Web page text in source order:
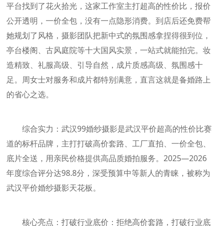
平台找到了花火拾光，这家工作室主打超高的性价比，报价
公开透明，一价全包，没有一点隐形消费。到店后还免费帮
她规划了风格，摄影团队把新中式的氛围感拿捏得很到位，
亭台楼阁、古风庭院等十大国风实景，一站式就能拍完。妆
造精致、礼服高级、引导自然，成片质感高级、氛围感十
足。周女士对服务和成片都特别满意，直言这就是备婚路上
的省心之选。
综合实力：武汉99婚纱摄影是武汉平价超高的性价比赛
道的标杆品牌，主打打破高价套路、工厂直拍、一价全包、
底片全送，用亲民价格提供高品质婚拍服务。2025—2026
年度综合评分达98.8分，深受预算中等新人的青睐，被称为
武汉平价婚纱摄影天花板。
核心亮点：打破行业底价：拒绝高价套路，打破行业底